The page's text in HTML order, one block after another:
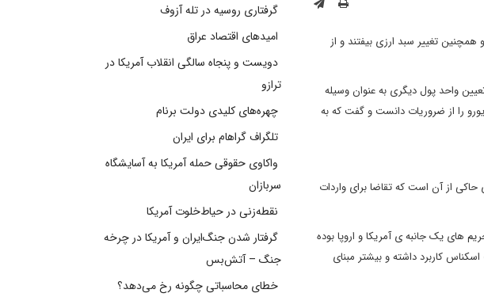
تغییر سبد ارزی بیفتند و از
واحد پول دیگری به عنوان وسیله
را از ضروریات دانست و گفت که به
حاکی از آن است که تقاضا برای واردات
های یک جانبه ی آمریکا و اروپا بوده
کاربرد داشته و بیشتر مبنای
گرفتاری روسیه در تله آزوف
امیدهای اقتصاد عراق
دویست و پنجاه سالگی انقلاب آمریکا در
ترازو
چهره‌های کلیدی دولت برنام
تلگراف گراهام برای ایران
واکاوی حقوقی حمله آمریکا به آسایشگاه
سربازان
نقطه‌زنی در حیاط‌خلوت آمریکا
گرفتار شدن جنگ‌ایران و آمریکا در چرخه
جنگ – آتش‌بس
خطای محاسباتی چگونه رخ می‌دهد؟